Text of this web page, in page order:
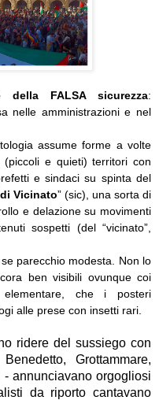
della FALSA sicurezza:
nelle amministrazioni e nel
assume forme a volte
e quieti) territori con
e sindaci su spinta del
Vicinato” (sic), una sorta di
e delazione su movimenti
sospetti (del “vicinato”,
parecchio modesta. Non lo
ben visibili ovunque coi
che i posteri
alle prese con insetti rari.
ridere del sussiego con
Grottammare,
annunciavano orgogliosi
da riporto cantavano